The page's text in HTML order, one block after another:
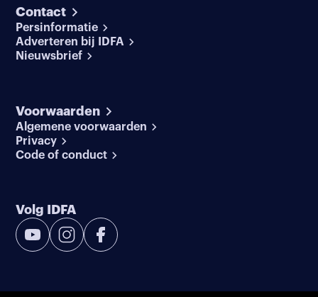
Contact
Persinformatie
Adverteren bij IDFA
Nieuwsbrief
Voorwaarden
Algemene voorwaarden
Privacy
Code of conduct
Volg IDFA